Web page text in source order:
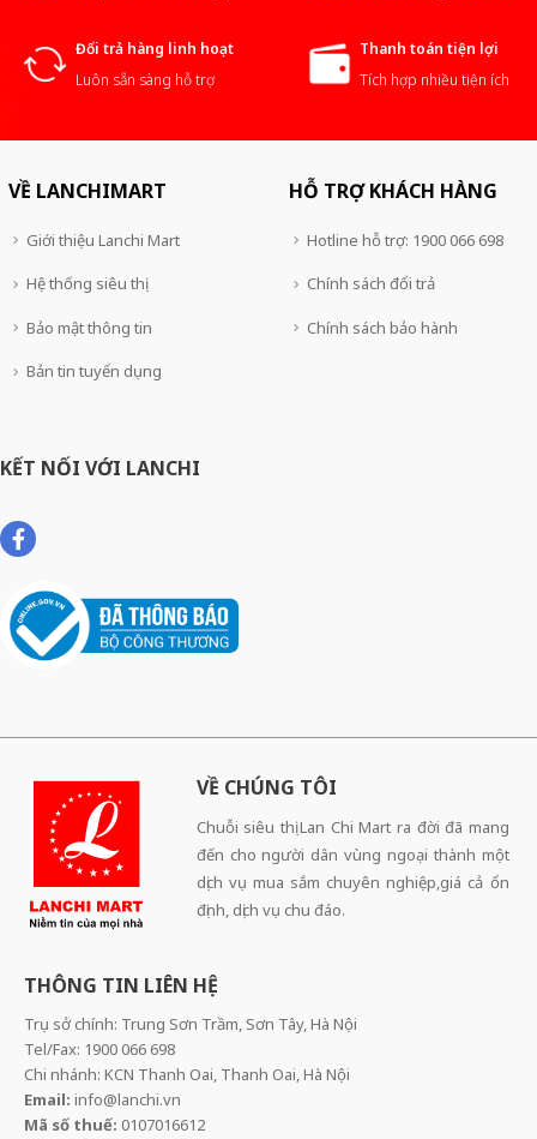
Đổi trả hàng linh hoạt
Luôn sẵn sàng hỗ trợ
Thanh toán tiện lợi
Tích hợp nhiều tiện ích
VỀ LANCHIMART
Giới thiệu Lanchi Mart
Hệ thống siêu thị
Bảo mật thông tin
Bản tin tuyển dụng
HỖ TRỢ KHÁCH HÀNG
Hotline hỗ trợ: 1900 066 698
Chính sách đổi trả
Chính sách bảo hành
KẾT NỐI VỚI LANCHI
VỀ CHÚNG TÔI
Chuỗi siêu thị Lan Chi Mart ra đời đã mang
đến cho người dân vùng ngoại thành một
dịch vụ mua sắm chuyên nghiệp,giá cả ổn
định, dịch vụ chu đáo.
THÔNG TIN LIÊN HỆ
Trụ sở chính: Trung Sơn Trầm, Sơn Tây, Hà Nội
Tel/Fax: 1900 066 698
Chi nhánh: KCN Thanh Oai, Thanh Oai, Hà Nội
Email: info@lanchi.vn
Mã số thuế: 0107016612